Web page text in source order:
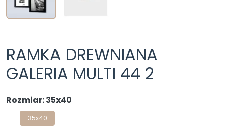
RAMKA DREWNIANA
GALERIA MULTI 44 2
Rozmiar: 35x40
35x40